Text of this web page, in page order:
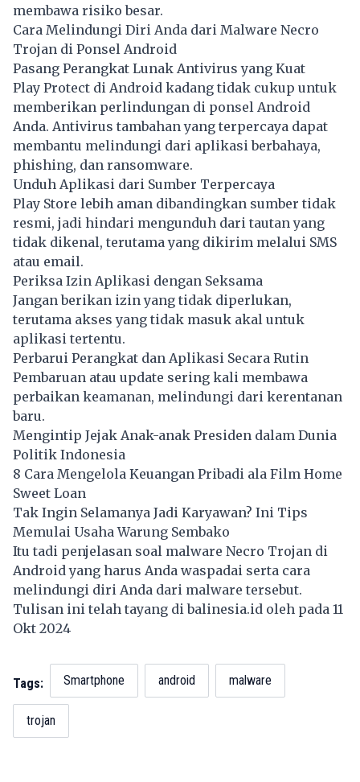
membawa risiko besar.
Cara Melindungi Diri Anda dari Malware Necro
Trojan di Ponsel Android
Pasang Perangkat Lunak Antivirus yang Kuat
Play Protect di Android kadang tidak cukup untuk
memberikan perlindungan di ponsel Android
Anda. Antivirus tambahan yang terpercaya dapat
membantu melindungi dari aplikasi berbahaya,
phishing, dan ransomware.
Unduh Aplikasi dari Sumber Terpercaya
Play Store lebih aman dibandingkan sumber tidak
resmi, jadi hindari mengunduh dari tautan yang
tidak dikenal, terutama yang dikirim melalui SMS
atau email.
Periksa Izin Aplikasi dengan Seksama
Jangan berikan izin yang tidak diperlukan,
terutama akses yang tidak masuk akal untuk
aplikasi tertentu.
Perbarui Perangkat dan Aplikasi Secara Rutin
Pembaruan atau update sering kali membawa
perbaikan keamanan, melindungi dari kerentanan
baru.
Mengintip Jejak Anak-anak Presiden dalam Dunia
Politik Indonesia
8 Cara Mengelola Keuangan Pribadi ala Film Home
Sweet Loan
Tak Ingin Selamanya Jadi Karyawan? Ini Tips
Memulai Usaha Warung Sembako
Itu tadi penjelasan soal malware Necro Trojan di
Android yang harus Anda waspadai serta cara
melindungi diri Anda dari malware tersebut.
Tulisan ini telah tayang dibalinesia.id oleh pada 11
Okt 2024
Tags: Smartphone android malware
trojan